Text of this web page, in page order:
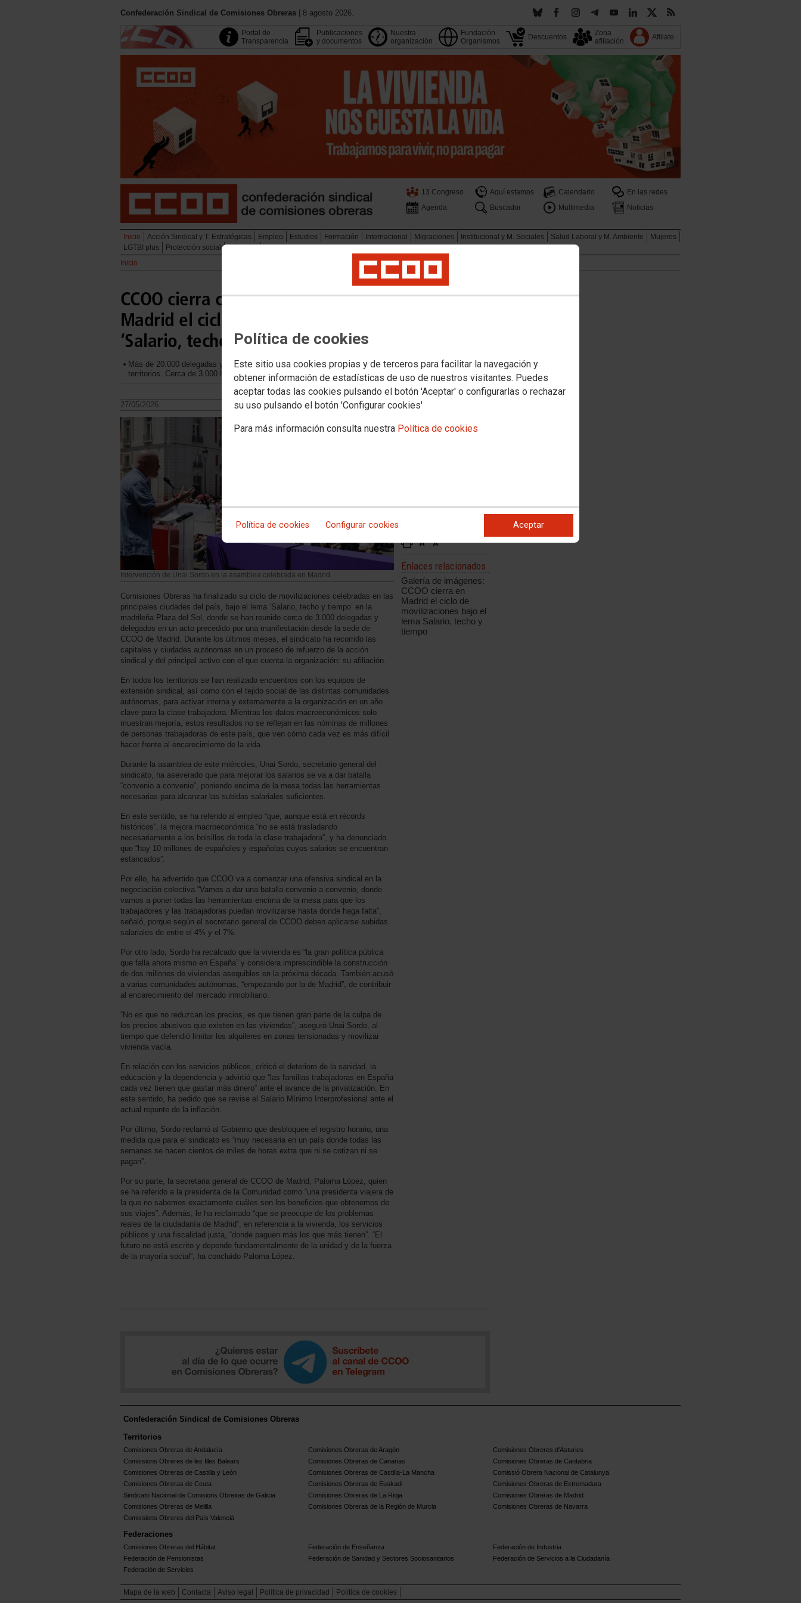
Política de cookies
Este sitio usa cookies propias y de terceros para facilitar la navegación y
obtener información de estadísticas de uso de nuestros visitantes. Puedes
aceptar todas las cookies pulsando el botón 'Aceptar' o configurarlas o rechazar
su uso pulsando el botón 'Configurar cookies'
Para más información consulta nuestra Política de cookies
Política de cookies Configurar cookies Aceptar
Confederación Sindical de Comisiones Obreras | 8 agosto 2026.
Portal de
Transparencia
Publicaciones
y documentos
Nuestra
organización
Fundación
Organismos
Descuentos
Zona
afiliación
Afiliate
13 Congreso Aquí estamos Calendario
En las redes
Agenda
Buscador Multimedia Noticias
Inicio Acción Sindical y T. Estratégicas Empleo Estudios Formación Internacional Migraciones Institucional y M. Sociales Salud Laboral y M. Ambiente
Mujeres
LGTBI plus
Protección social
Juventud
Inicio
CCOO cierra con una multitudinaria asamblea en
Madrid el ciclo de movilizaciones bajo el lema
‘Salario, techo y tiempo’
Más de 20.000 delegadas y delegados han acudido a las distintas asambleas celebradas en los
territorios. Cerca de 3.000 han participado en la celebrada este miércoles en la madrileña Plaza del Sol
27/05/2026.
Intervención de Unai Sordo en la asamblea celebrada en Madrid
Comisiones Obreras ha finalizado su ciclo de movilizaciones celebradas en las
principales ciudades del país, bajo el lema ‘Salario, techo y tiempo’ en la
madrileña Plaza del Sol, donde se han reunido cerca de 3.000 delegadas y
delegados en un acto precedido por una manifestación desde la sede de
CCOO de Madrid. Durante los últimos meses, el sindicato ha recorrido las
capitales y ciudades autónomas en un proceso de refuerzo de la acción
sindical y del principal activo con el que cuenta la organización: su afiliación.
En todos los territorios se han realizado encuentros con los equipos de
extensión sindical, así como con el tejido social de las distintas comunidades
autónomas, para activar interna y externamente a la organización en un año
clave para la clase trabajadora. Mientras los datos macroeconómicos solo
muestran mejoría, estos resultados no se reflejan en las nóminas de millones
de personas trabajadoras de este país, que ven cómo cada vez es más difícil
hacer frente al encarecimiento de la vida.
Durante la asamblea de este miércoles, Unai Sordo, secretario general del
sindicato, ha aseverado que para mejorar los salarios se va a dar batalla
“convenio a convenio”, poniendo encima de la mesa todas las herramientas
necesarias para alcanzar las subidas salariales suficientes.
En este sentido, se ha referido al empleo “que, aunque está en récords
históricos”, la mejora macroeconómica “no se está trasladando
necesariamente a los bolsillos de toda la clase trabajadora”, y ha denunciado
que “hay 10 millones de españoles y españolas cuyos salarios se encuentran
estancados”.
Por ello, ha advertido que CCOO va a comenzar una ofensiva sindical en la
negociación colectiva.“Vamos a dar una batalla convenio a convenio, donde
vamos a poner todas las herramientas encima de la mesa para que los
trabajadores y las trabajadoras puedan movilizarse hasta donde haga falta”,
señaló, porque según el secretario general de CCOO deben aplicarse subidas
salariales de entre el 4% y el 7%.
Por otro lado, Sordo ha recalcado que la vivienda es “la gran política pública
que falla ahora mismo en España” y considera imprescindible la construcción
de dos millones de viviendas asequibles en la próxima década. También acusó
a varias comunidades autónomas, “empezando por la de Madrid”, de contribuir
al encarecimiento del mercado inmobiliario.
“No es que no reduzcan los precios, es que tienen gran parte de la culpa de
los precios abusivos que existen en las viviendas”, aseguró Unai Sordo, al
tiempo que defendió limitar los alquileres en zonas tensionadas y movilizar
vivienda vacía.
En relación con los servicios públicos, criticó el deterioro de la sanidad, la
educación y la dependencia y advirtió que “las familias trabajadoras en España
cada vez tienen que gastar más dinero” ante el avance de la privatización. En
este sentido, ha pedido que se revise el Salario Mínimo Interprofesional ante el
actual repunte de la inflación.
Por último, Sordo reclamó al Gobierno que desbloquee el registro horario, una
medida que para el sindicato es “muy necesaria en un país donde todas las
semanas se hacen cientos de miles de horas extra que ni se cotizan ni se
pagan”.
Por su parte, la secretaria general de CCOO de Madrid, Paloma López, quien
se ha referido a la presidenta de la Comunidad como “una presidenta viajera de
la que no sabemos exactamente cuáles son los beneficios que obtenemos de
sus viajes”. Además, le ha reclamado “que se preocupe de los problemas
reales de la ciudadanía de Madrid”, en referencia a la vivienda, los servicios
públicos y una fiscalidad justa, “donde paguen más los que más tienen”. “El
futuro no está escrito y depende fundamentalmente de la unidad y de la fuerza
de la mayoría social”, ha concluido Paloma López.
Enlaces relacionados
Galería de imágenes:
CCOO cierra en
Madrid el ciclo de
movilizaciones bajo el
lema Salario, techo y
tiempo
Confederación Sindical de Comisiones Obreras
Territorios
Comisiones Obreras de Andalucía Comisiones Obreras de Aragón
Comisiones Obreres d'Asturies
Comissions Obreres de les Illes Balears
Comisiones Obreras de Canarias
Comisiones Obreras de Cantabria
Comisiones Obreras de Castilla y León
Comisiones Obreras de Castilla-La Mancha
Comissió Obrera Nacional de Catalunya
Comisiones Obreras de Ceuta
Comisiones Obreras de Euskadi
Comisiones Obreras de Extremadura
Sindicato Nacional de Comisions Obreiras de Galicia
Comisiones Obreras de La Rioja
Comisiones Obreras de Madrid
Comisiones Obreras de Melilla
Comisiones Obreras de la Región de Murcia
Comisiones Obreras de Navarra
Comissions Obreres del Paìs Valenciá
Federaciones
Comisiones Obreras del Hábitat Federación de Enseñanza
Federación de Industria
Federación de Pensionistas
Federación de Sanidad y Sectores Sociosanitarios
Federación de Servicios a la Ciudadanía
Federación de Servicios
Mapa de la web Contacta Aviso legal Política de privacidad Política de cookies